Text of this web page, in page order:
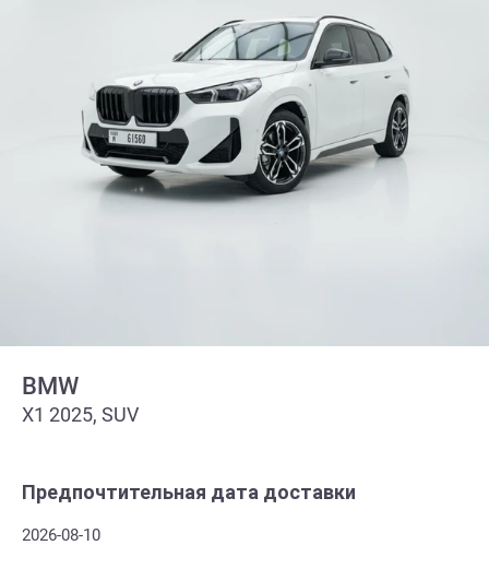
BMW
X1 2025, SUV
Предпочтительная дата доставки
2026-08-10